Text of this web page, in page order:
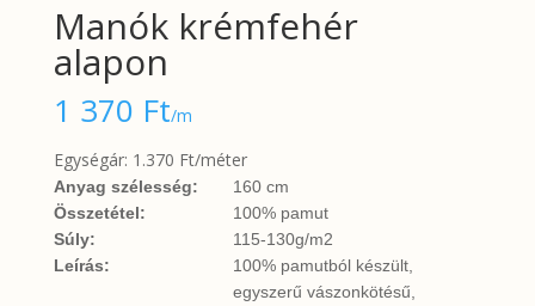
Manók krémfehér
alapon
1 370 Ft/m
Egységár: 1.370 Ft/méter
Anyag szélesség:
160 cm
Összetétel:
100% pamut
Súly:
115-130g/m2
Leírás:
100% pamutból készült,
egyszerű vászonkötésű,